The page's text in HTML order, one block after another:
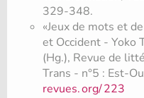
329-348.
«Jeux de mots et
et Occident - Yoko
(Hg.), Revue de
Trans - n°5 : Est-
revues.org/223